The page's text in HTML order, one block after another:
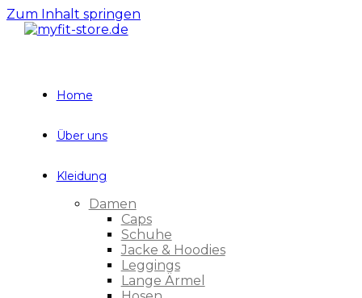
Zum Inhalt springen
Home
Über uns
Kleidung
Damen
Caps
Schuhe
Jacke & Hoodies
Leggings
Lange Ärmel